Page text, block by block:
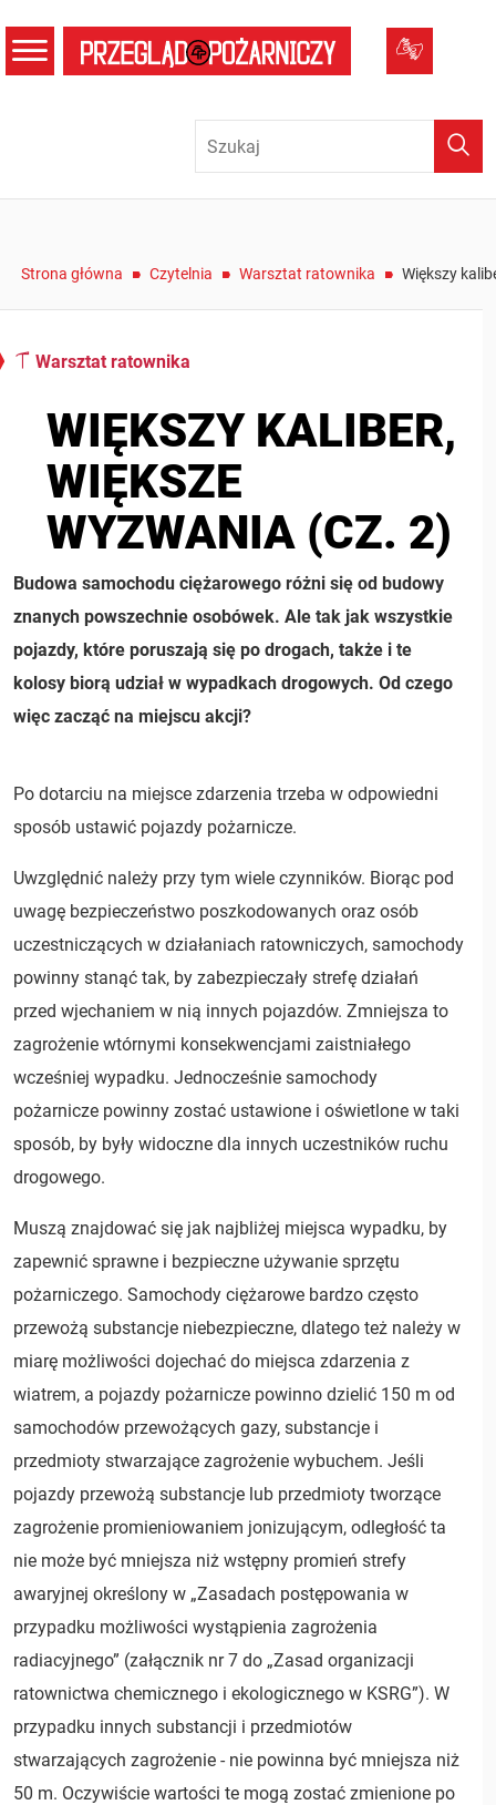
menu
Strona główna /
Czytelnia /
Warsztat ratownika /
Większy
Warsztat ratownika
WIĘKSZY KALIBER,
WIĘKSZE
WYZWANIA (CZ. 2)
Budowa samochodu ciężarowego różni się od budowy
znanych powszechnie osobówek. Ale tak jak wszystkie
pojazdy, które poruszają się po drogach, także i te
kolosy biorą udział w wypadkach drogowych. Od czego
więc zacząć na miejscu akcji?
Po dotarciu na miejsce zdarzenia trzeba w odpowiedni
sposób ustawić pojazdy pożarnicze.
Uwzględnić należy przy tym wiele czynników. Biorąc pod
uwagę bezpieczeństwo poszkodowanych oraz osób
uczestniczących w działaniach ratowniczych, samochody
powinny stanąć tak, by zabezpieczały strefę działań
przed wjechaniem w nią innych pojazdów. Zmniejsza to
zagrożenie wtórnymi konsekwencjami zaistniałego
wcześniej wypadku. Jednocześnie samochody
pożarnicze powinny zostać ustawione i oświetlone w taki
sposób, by były widoczne dla innych uczestników ruchu
drogowego.
Muszą znajdować się jak najbliżej miejsca wypadku, by
zapewnić sprawne i bezpieczne używanie sprzętu
pożarniczego. Samochody ciężarowe bardzo często
przewożą substancje niebezpieczne, dlatego też należy w
miarę możliwości dojechać do miejsca zdarzenia z
wiatrem, a pojazdy pożarnicze powinno dzielić 150 m od
samochodów przewożących gazy, substancje i
przedmioty stwarzające zagrożenie wybuchem. Jeśli
pojazdy przewożą substancje lub przedmioty tworzące
zagrożenie promieniowaniem jonizującym, odległość ta
nie może być mniejsza niż wstępny promień strefy
awaryjnej określony w „Zasadach postępowania w
przypadku możliwości wystąpienia zagrożenia
radiacyjnego” (załącznik nr 7 do „Zasad organizacji
ratownictwa chemicznego i ekologicznego w KSRG”). W
przypadku innych substancji i przedmiotów
stwarzających zagrożenie - nie powinna być mniejsza niż
50 m. Oczywiście wartości te mogą zostać zmienione po